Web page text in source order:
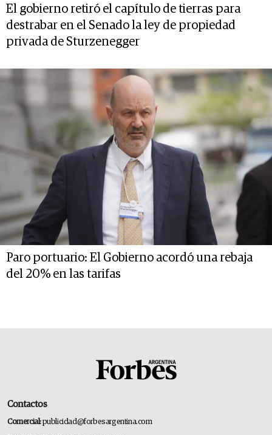
El gobierno retiró el capítulo de tierras para
destrabar en el Senado la ley de propiedad
privada de Sturzenegger
Paro portuario: El Gobierno acordó una rebaja
del 20% en las tarifas
Contactos
Comercial:publicidad@forbesargentina.com